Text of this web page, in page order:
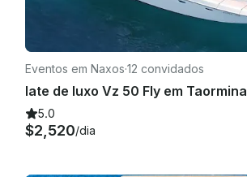
Eventos em Naxos·12 convidados
Iate de luxo Vz 50 Fly em Taormina
5.0
$2,520/dia